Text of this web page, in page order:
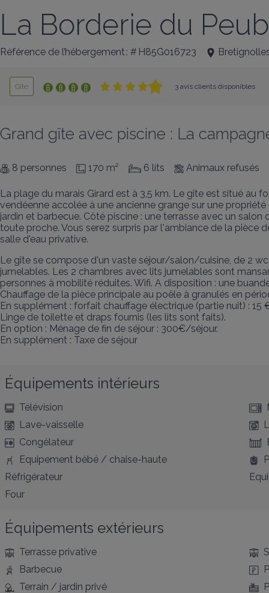
La Borderie du
Référence de l’hébergement : # H85G016723
Gîte 3 avis clients disponibles
Grand gîte avec piscine : La
8 personnes 170 m² 6 lits Animaux refusés
La plage du marais Girard est à 3,5 km. Le gîte est situé au
vendéenne accolée à une ancienne grange sur une
jardin et barbecue. Côté piscine : une terrasse avec un
toute proche. Vous serez surpris par l'ambiance de la pièce
salle d'eau privative.
Le gîte se compose d'un vaste séjour/salon/cuisine, de 2
jumelables. Les 2 chambres avec lits jumelables sont
personnes à mobilité réduites. Wifi. A disposition : une
Chauffage de la pièce principale au poêle à granulés en
En supplément : forfait chauffage électrique (partie nuit) :
Linge de toilette et draps fournis (les lits sont faits).
En option : Ménage de fin de séjour : 300€/séjour.
En supplément : Taxe de séjour
Équipements intérieurs
Télévision
Lave-vaisselle
Congélateur
Equipement bébé / chaise-haute
Réfrigérateur
Four
Équipements extérieurs
Terrasse privative
Barbecue
Terrain / jardin privé